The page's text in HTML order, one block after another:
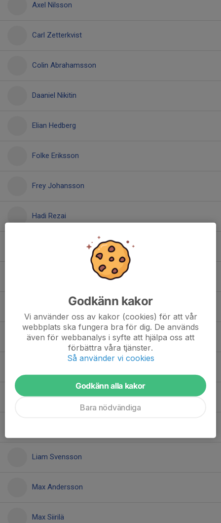
Axel Nilsson
Carl Zetterkvist
Colin Abrahamsson
Daaniel Nikitin
Elian Hedberg
Folke Eriksson
Frey Johansson
Hadi Rezai
Hasibullah Hajizadah
Hjalmar Sandin
Hossein Hosseini
Joel Björkemo
Liam Svensson
Max Andersson
Max Siirilä
Godkänn kakor
Vi använder oss av kakor (cookies) för att vår
webbplats ska fungera bra för dig. De används
även för webbanalys i syfte att hjälpa oss att
förbättra våra tjänster.
Så använder vi cookies
Godkänn alla kakor
Bara nödvändiga